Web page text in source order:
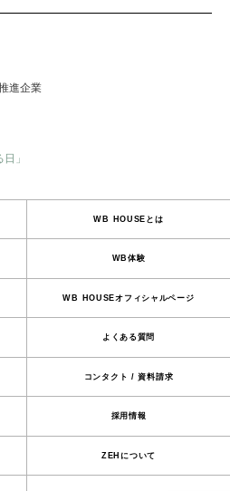
WB HOUSEとは
WB体験
WB HOUSEオフィシャルページ
よくある質問
コンタクト / 資料請求
採用情報
ZEHについて